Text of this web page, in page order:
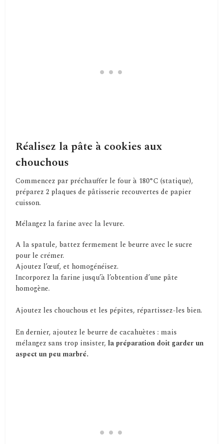
Réalisez la pâte à cookies aux
chouchous
Commencez par préchauffer le four à 180°C (statique),
préparez 2 plaques de pâtisserie recouvertes de papier
cuisson.
Mélangez la farine avec la levure.
A la spatule, battez fermement le beurre avec le sucre
pour le crémer.
Ajoutez l’œuf, et homogénéisez.
Incorporez la farine jusqu’à l’obtention d’une pâte
homogène.
Ajoutez les chouchous et les pépites, répartissez-les bien.
En dernier, ajoutez le beurre de cacahuètes : mais
mélangez sans trop insister,la préparation doit garder un
aspect un peu marbré.